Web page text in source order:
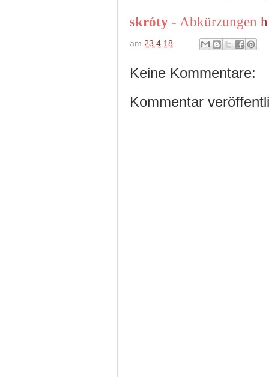
skróty - Abkürzungen
am 23.4.18
Keine Kommentare:
Kommentar